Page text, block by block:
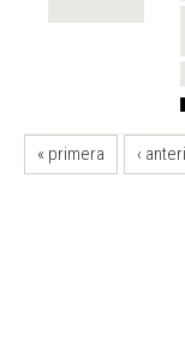
PÁGINAS
« primera ‹